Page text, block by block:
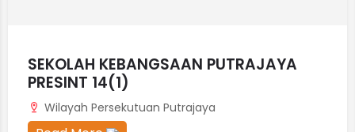
SEKOLAH KEBANGSAAN PUTRAJAYA
PRESINT 14(1)
Wilayah Persekutuan Putrajaya